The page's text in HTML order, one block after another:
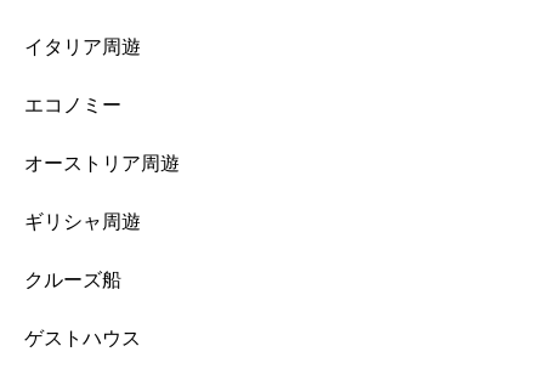
イタリア周遊
エコノミー
オーストリア周遊
ギリシャ周遊
クルーズ船
ゲストハウス